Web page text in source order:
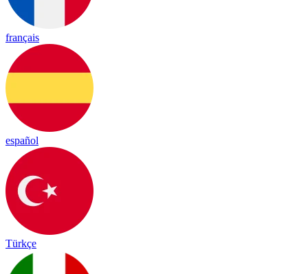
français
español
Türkçe